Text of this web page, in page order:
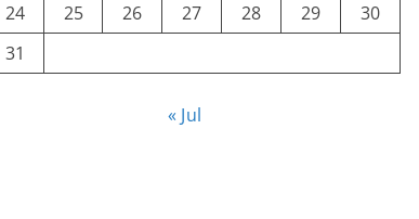
24
25 26 27 28 29
30
31
« Jul